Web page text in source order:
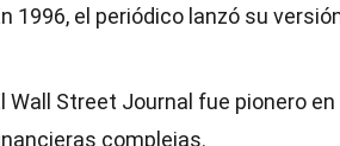
1996, el periódico lanzó su
Wall Street Journal fue pionero
complejas.